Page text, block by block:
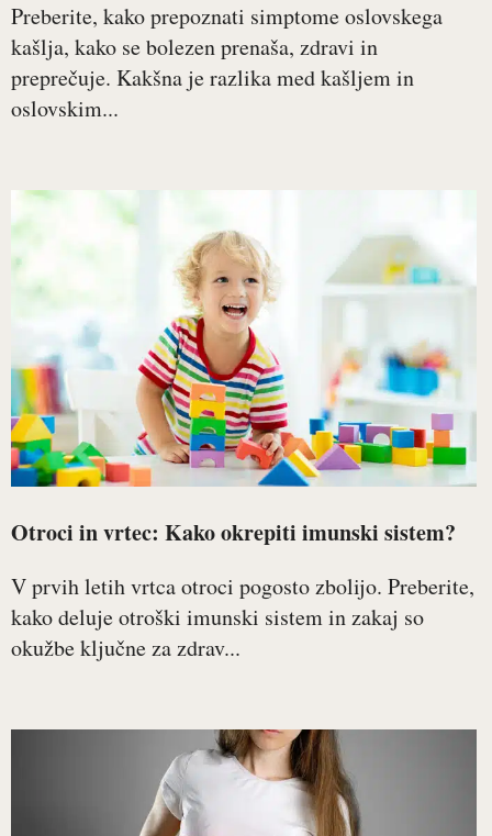
Preberite, kako prepoznati simptome oslovskega
kašlja, kako se bolezen prenaša, zdravi in
preprečuje. Kakšna je razlika med kašljem in
oslovskim...
Otroci in vrtec: Kako okrepiti imunski sistem?
V prvih letih vrtca otroci pogosto zbolijo. Preberite,
kako deluje otroški imunski sistem in zakaj so
okužbe ključne za zdrav...